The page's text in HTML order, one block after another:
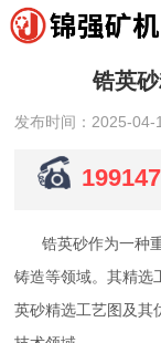
锆英
发布时间：2025-04-
锆英砂作为一种
铸造等领域。其精选
英砂精选工艺图及其